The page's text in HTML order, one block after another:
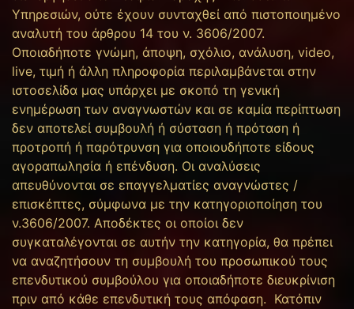
Υπηρεσιών, ούτε έχουν συνταχθεί από πιστοποιημένο
αναλυτή του άρθρου 14 του ν. 3606/2007.
Οποιαδήποτε γνώμη, άποψη, σχόλιο, ανάλυση, video,
live, τιμή ή άλλη πληροφορία περιλαμβάνεται στην
ιστοσελίδα μας υπάρχει με σκοπό τη γενική
ενημέρωση των αναγνωστών και σε καμία περίπτωση
δεν αποτελεί συμβουλή ή σύσταση ή πρόταση ή
προτροπή ή παρότρυνση για οποιουδήποτε είδους
αγοραπωλησία ή επένδυση. Οι αναλύσεις
απευθύνονται σε επαγγελματίες αναγνώστες /
επισκέπτες, σύμφωνα με την κατηγοριοποίηση του
ν.3606/2007. Αποδέκτες οι οποίοι δεν
συγκαταλέγονται σε αυτήν την κατηγορία, θα πρέπει
να αναζητήσουν τη συμβουλή του προσωπικού τους
επενδυτικού συμβούλου για οποιαδήποτε διευκρίνιση
πριν από κάθε επενδυτική τους απόφαση. Κατόπιν